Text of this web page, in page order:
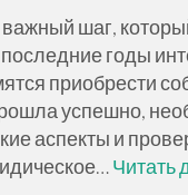
шаг,
годы
приобрести
успешно,
аспекты и
Читать